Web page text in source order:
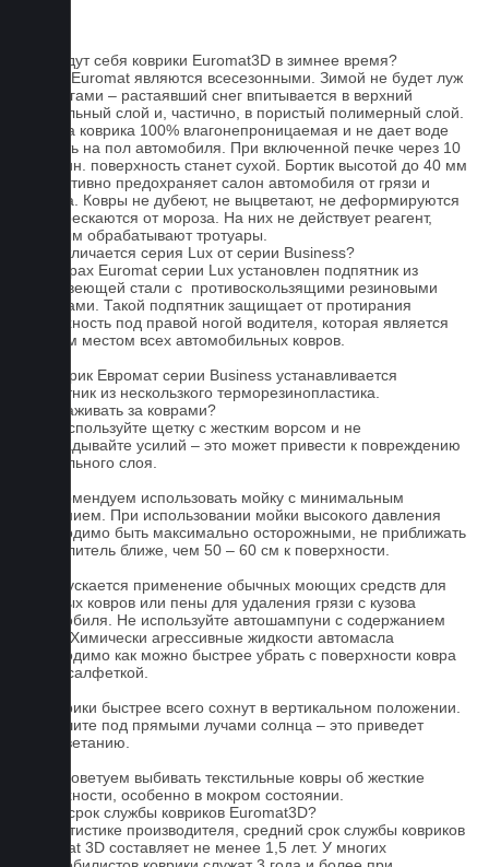
Как ведут себя коврики Euromat3D в зимнее время?
Ковры Euromat являются всесезонными. Зимой не будет луж
под ногами – растаявший снег впитывается в верхний
текстильный слой и, частично, в пористый полимерный слой.
Основа коврика 100% влагонепроницаемая и не дает воде
попасть на пол автомобиля. При включенной печке через 10
- 15 мин. поверхность станет сухой. Бортик высотой до 40 мм
эффективно предохраняет салон автомобиля от грязи и
мусора. Ковры не дубеют, не выцветают, не деформируются
и не трескаются от мороза. На них не действует реагент,
которым обрабатывают тротуары.
Чем отличается серия Lux от серии Business?
На коврах Euromat серии Lux установлен подпятник из
нержавеющей стали с противоскользящими резиновыми
вставками. Такой подпятник защищает от протирания
поверхность под правой ногой водителя, которая является
слабым местом всех автомобильных ковров.
На коврик Евромат серии Business устанавливается
подпятник из нескользкого терморезинопластика.
Как ухаживать за коврами?
1.Не используйте щетку с жестким ворсом и не
прикладывайте усилий – это может привести к повреждению
текстильного слоя.
2. Рекомендуем использовать мойку с минимальным
давлением. При использовании мойки высокого давления
необходимо быть максимально осторожными, не приближать
распылитель ближе, чем 50 – 60 см к поверхности.
3. Допускается применение обычных моющих средств для
бытовых ковров или пены для удаления грязи с кузова
автомобиля. Не используйте автошампуни с содержанием
воска! Химически агрессивные жидкости автомасла
необходимо как можно быстрее убрать с поверхности ковра
сухой салфеткой.
4. Коврики быстрее всего сохнут в вертикальном положении.
Не сушите под прямыми лучами солнца – это приведет
к выцветанию.
5. Не советуем выбивать текстильные ковры об жесткие
поверхности, особенно в мокром состоянии.
Какой срок службы ковриков Euromat3D?
По статистике производителя, средний срок службы ковриков
Euromat 3D составляет не менее 1,5 лет. У многих